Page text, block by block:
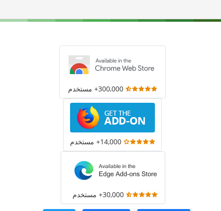
300,000+ مستخدم
14,000+ مستخدم
30,000+ مستخدم